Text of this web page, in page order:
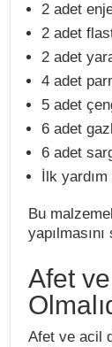
2 adet
2 adet
2 adet
4 adet
5 adet
6 adet
6 adet
İlk yardım
Bu
yapılmasını
Afet
Afet ve acil